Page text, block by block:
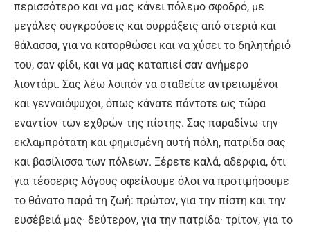
περισσότερο και να μας κάνει πόλεμο σφοδρό, με
μεγάλες συγκρούσεις και συρράξεις από στεριά και
θάλασσα, για να κατορθώσει και να χύσει το δηλητήριό
του, σαν φίδι, και να μας καταπιεί σαν ανήμερο
λιοντάρι. Σας λέω λοιπόν να σταθείτε αντρειωμένοι
και γενναιόψυχοι, όπως κάνατε πάντοτε ως τώρα
εναντίον των εχθρών της πίστης. Σας παραδίνω την
εκλαμπρότατη και φημισμένη αυτή πόλη, πατρίδα σας
και βασίλισσα των πόλεων. Ξέρετε καλά, αδέρφια, ότι
για τέσσερις λόγους οφείλουμε όλοι να προτιμήσουμε
το θάνατο παρά τη ζωή: πρώτον, για την πίστη και την
ευσέβειά μας· δεύτερον, για την πατρίδα· τρίτον, για το